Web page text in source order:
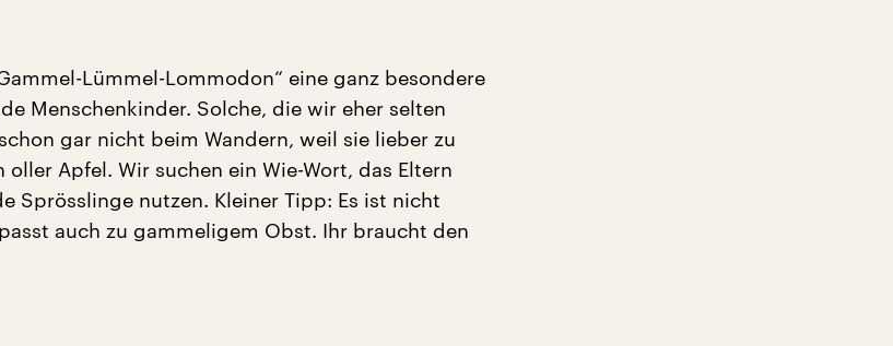
Lümmel-Lommodon“ eine ganz besondere
Menschenkinder. Solche, die wir eher selten
gar nicht beim Wandern, weil sie lieber zu
oller Apfel. Wir suchen ein Wie-Wort, das Eltern
Sprösslinge nutzen. Kleiner Tipp: Es ist nicht
auch zu gammeligem Obst. Ihr braucht den